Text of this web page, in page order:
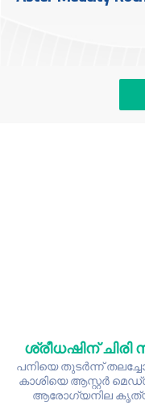
ശ്രീധഷിന് ചിരി
പനിയെ തുടർന്ന്
കാശിയെ ആസ്റ്റർ
ആരോഗ്യനില